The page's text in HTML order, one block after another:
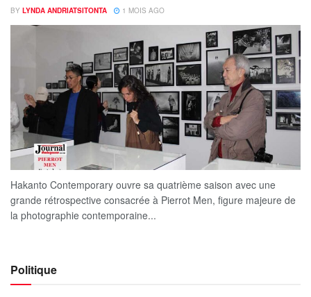
BY LYNDA ANDRIATSITONTA 1 MOIS AGO
Hakanto Contemporary ouvre sa quatrième saison avec une
grande rétrospective consacrée à Pierrot Men, figure majeure de
la photographie contemporaine...
Politique